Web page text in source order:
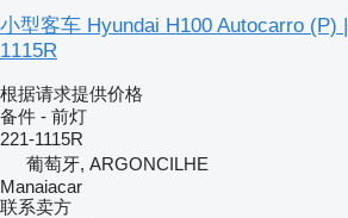
小型客车 Hyundai H100 Autocarro (P)
1115R
根据请求提供价格
备件 - 前灯
221-1115R
葡萄牙, ARGONCILHE
Manaiacar
联系卖方